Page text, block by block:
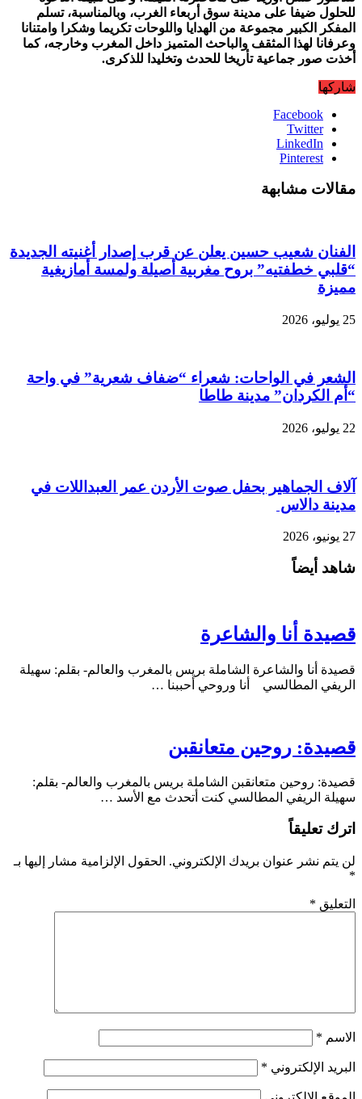
للحلول ضيفا على مدينة سوق أربعاء الغرب، وبالمناسبة، تسلم
المفكر الكبير مجموعة من الهدايا واللوحات تكريما وشكرا وامتنانا
وعرفانا لهذا المثقف والباحث المتميز داخل المغرب وخارجه، كما
أخذت صور جماعية تأريخا للحدث وتخليدا للذكرى.
شاركها
Facebook
Twitter
LinkedIn
Pinterest
مقالات مشابهة
الفنان شعيب حسين يعلن عن قرب إصدار أغنيته الجديدة
“قلبي خطفتيه” بروح مغربية أصيلة ولمسة أمازيغية
مميزة
25 يوليو، 2026
الشعر في الواحات: شعراء “ضفاف شعرية” في واحة
“أم الكردان” مدينة طاطا
22 يوليو، 2026
آلاف الجماهير بحفل صوت الأردن عمر العبداللات في
مدينة دالاس
27 يونيو، 2026
شاهد أيضاً
قصيدة أنا والشاعرة
قصيدة أنا والشاعرة الشاملة بريس بالمغرب والعالم- بقلم: سهيلة
الريفي المطالسي أنا وروحي أحببنا …
قصيدة: روحين متعانقبن
قصيدة: روحين متعانقبن الشاملة بريس بالمغرب والعالم- بقلم:
سهيلة الريفي المطالسي كنت أتحدث مع الأسد …
اترك تعليقاً
لن يتم نشر عنوان بريدك الإلكتروني. الحقول الإلزامية مشار إليها بـ
*
التعليق *
الاسم *
البريد الإلكتروني *